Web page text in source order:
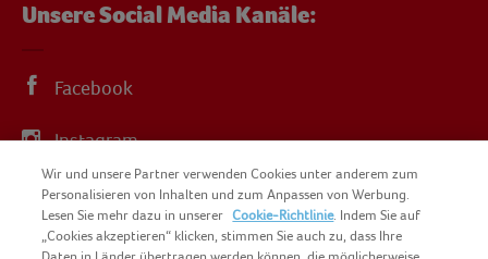
Unsere Social Media Kanäle:
Facebook
Instagram
YouTube
Wir und unsere Partner verwenden Cookies unter anderem zum
Personalisieren von Inhalten und zum Anpassen von Werbung.
Lesen Sie mehr dazu in unserer Cookie-Richtlinie. Indem Sie auf
„Cookies akzeptieren“ klicken, stimmen Sie auch zu, dass Ihre